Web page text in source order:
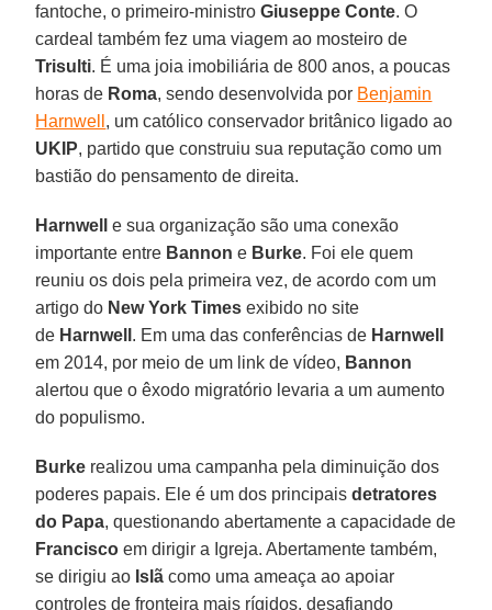
fantoche, o primeiro-ministroGiuseppe Conte. O
cardeal também fez uma viagem ao mosteiro de
Trisulti. É uma joia imobiliária de 800 anos, a poucas
horas de Roma, sendo desenvolvida por Benjamin
Harnwell , um católico conservador britânico ligado ao
UKIP, partido que construiu sua reputação como um
bastião do pensamento de direita.
Harnwell
e sua organização são uma conexão
importante entre Bannon e Burke. Foi ele quem
reuniu os dois pela primeira vez, de acordo com um
artigo do New York Times exibido no site
de Harnwell . Em uma das conferências de Harnwell
em 2014, por meio de um link de vídeo, Bannon
alertou que o êxodo migratório levaria a um aumento
do populismo.
Burke realizou uma campanha pela diminuição dos
poderes papais. Ele é um dos principaisdetratores
do Papa, questionando abertamente a capacidade de
Francisco em dirigir a Igreja. Abertamente também,
se dirigiu ao Islã como uma ameaça ao apoiar
controles de fronteira mais rígidos, desafiando